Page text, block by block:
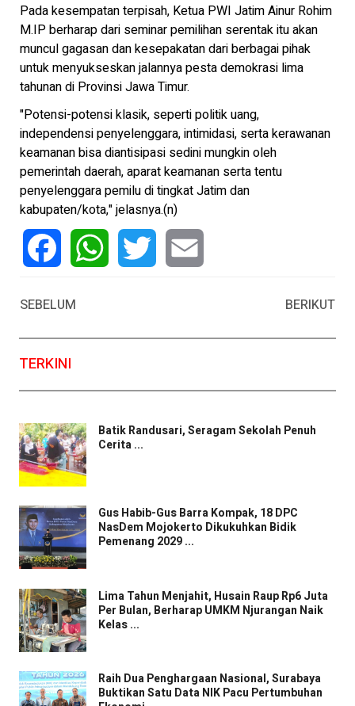
Pada kesempatan terpisah, Ketua PWI Jatim Ainur Rohim
M.IP berharap dari seminar pemilihan serentak itu akan
muncul gagasan dan kesepakatan dari berbagai pihak
untuk menyukseskan jalannya pesta demokrasi lima
tahunan di Provinsi Jawa Timur.
"Potensi-potensi klasik, seperti politik uang,
independensi penyelenggara, intimidasi, serta kerawanan
keamanan bisa diantisipasi sedini mungkin oleh
pemerintah daerah, aparat keamanan serta tentu
penyelenggara pemilu di tingkat Jatim dan
kabupaten/kota," jelasnya.(n)
SEBELUM
BERIKUT
TERKINI
Batik Randusari, Seragam Sekolah Penuh
Cerita ...
Gus Habib-Gus Barra Kompak, 18 DPC
NasDem Mojokerto Dikukuhkan Bidik
Pemenang 2029 ...
Lima Tahun Menjahit, Husain Raup Rp6 Juta
Per Bulan, Berharap UMKM Njurangan Naik
Kelas ...
Raih Dua Penghargaan Nasional, Surabaya
Buktikan Satu Data NIK Pacu Pertumbuhan